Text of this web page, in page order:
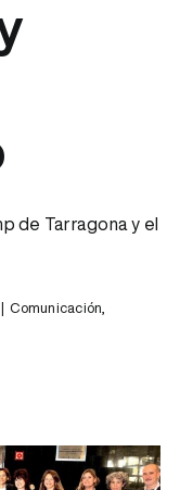
de Tarragona y el
Comunicación